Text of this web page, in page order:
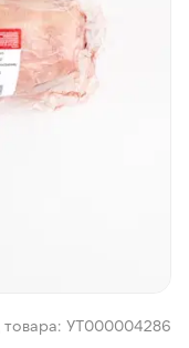
товара: УТ000004286